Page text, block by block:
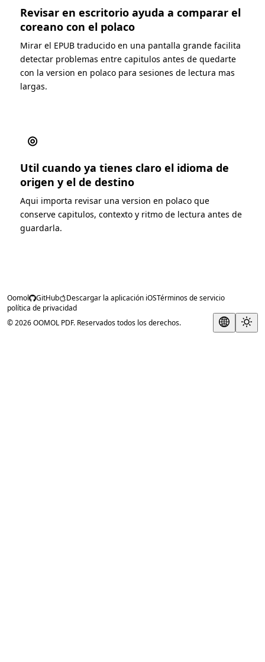
Revisar en escritorio ayuda a comparar el
coreano con el polaco
Mirar el EPUB traducido en una pantalla grande facilita
detectar problemas entre capitulos antes de quedarte
con la version en polaco para sesiones de lectura mas
largas.
◎
Util cuando ya tienes claro el idioma de
origen y el de destino
Aqui importa revisar una version en polaco que
conserve capitulos, contexto y ritmo de lectura antes de
guardarla.
Oomol GitHub Descargar la aplicación iOSTérminos de servicio
política de privacidad
© 2026 OOMOL PDF. Reservados todos los derechos.